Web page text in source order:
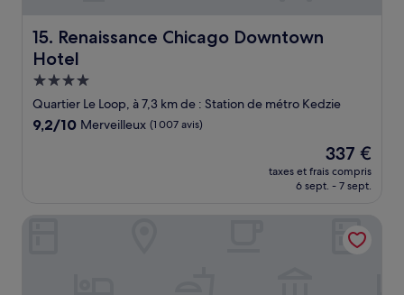
15. Renaissance Chicago Downtown
Hotel
Renaissance Chicago Downtown Hotel
Hébergement
4.0 étoiles
Quartier Le Loop, à 7,3 km de : Station de métro Kedzie
9.2
9,2/10 Merveilleux (1 007 avis)
Le
nouveau
prix
de
337 €
337 €
taxes et frais compris
6 sept. - 7 sept.